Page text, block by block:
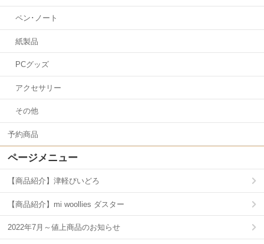
ペン･ノート
紙製品
PCグッズ
アクセサリー
その他
予約商品
ページメニュー
【商品紹介】津軽びいどろ
【商品紹介】mi woollies ダスター
2022年7月～値上商品のお知らせ